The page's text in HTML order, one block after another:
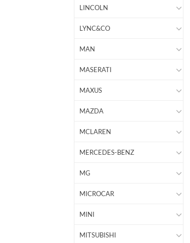
LINCOLN
LYNC&CO
MAN
MASERATI
MAXUS
MAZDA
MCLAREN
MERCEDES-BENZ
MG
MICROCAR
MINI
MITSUBISHI